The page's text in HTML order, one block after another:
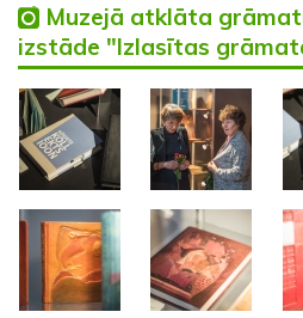
Muzejā atklāta
izstāde "Izlasītas